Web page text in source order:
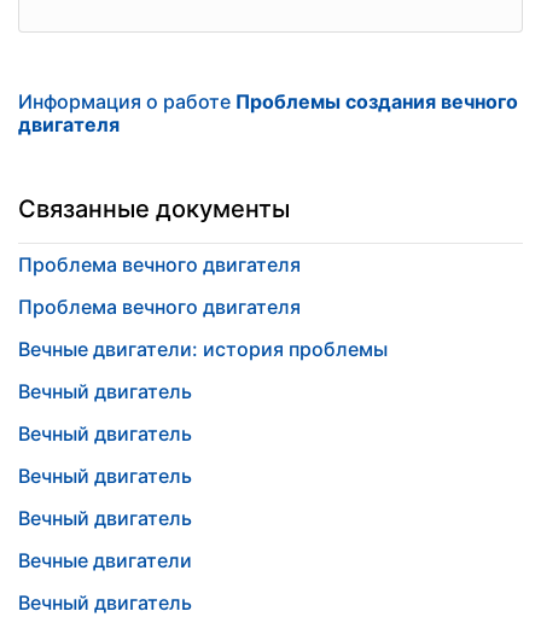
Информация о работе Проблемы создания вечного
двигателя
Связанные документы
Проблема вечного двигателя
Проблема вечного двигателя
Вечные двигатели: история проблемы
Вечный двигатель
Вечный двигатель
Вечный двигатель
Вечный двигатель
Вечные двигатели
Вечный двигатель